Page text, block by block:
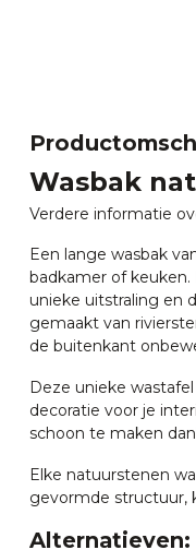
Wasbak
Verdere informatie
Een lange wasbak
badkamer of
unieke uitstraling en
gemaakt van
de buitenkant
Deze unieke
decoratie voor je
schoon te maken
Elke natuurstenen
gevormde structuur,
Alternatieven: